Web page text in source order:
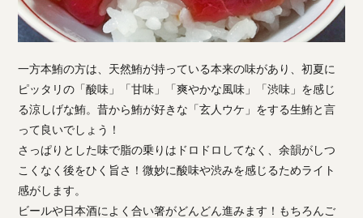
一方本鮪の方は、天然鮪が持っている本来の味があり、初夏に
ピッタリの「酸味」「甘味」「爽やかな風味」「渋味」を感じ
る涼しげな鮪。昔から鮪が好きな「玄人ウケ」をする生鮪と言
って良いでしょう！
さっぱりとした味で脂の乗りはドロドロしてなく、余韻がしつ
こくなく後をひく旨さ！微妙に酸味や渋みを感じるためライト
感がします。
ビールや日本酒によく合い箸がどんどん進みます！もちろんご